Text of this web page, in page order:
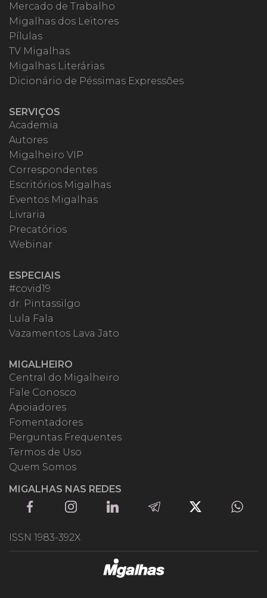
Mercado de Trabalho
Migalhas dos Leitores
Pílulas
TV Migalhas
Migalhas Literárias
Dicionário de Péssimas Expressões
SERVIÇOS
Academia
Autores
Migalheiro VIP
Correspondentes
Escritórios Migalhas
Eventos Migalhas
Livraria
Precatórios
Webinar
ESPECIAIS
#covid19
dr. Pintassilgo
Lula Fala
Vazamentos Lava Jato
MIGALHEIRO
Central do Migalheiro
Fale Conosco
Apoiadores
Fomentadores
Perguntas Frequentes
Termos de Uso
Quem Somos
MIGALHAS NAS REDES
ISSN 1983-392X